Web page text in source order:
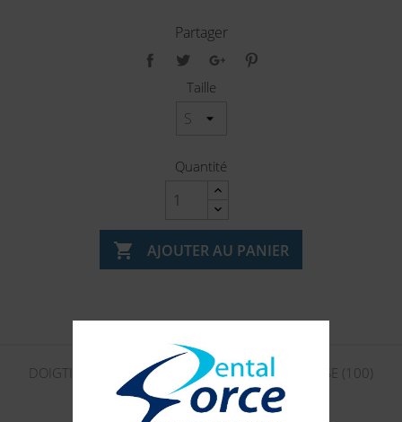
Partager
Taille
Quantité
 AJOUTER AU PANIER
DOIGTIERS NON POUDRES EN LATEX S - MEDIBASE (100)